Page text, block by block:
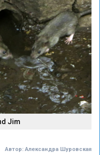
Jim
Автор:Александра Шуровская